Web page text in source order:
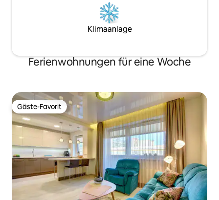
Klimaanlage
Ferienwohnungen für eine Woche
Gäste-Favorit
Gäste-Favorit